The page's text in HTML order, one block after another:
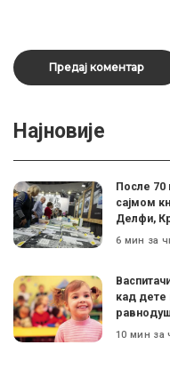
Најновије
После 70
сајмом
Делфи,
6 мин за
кад дете
10 мин за